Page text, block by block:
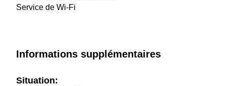
Service de Wi-Fi
Informations supplémentaires
Situation: